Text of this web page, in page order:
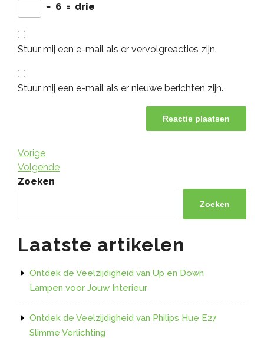
− 6 = drie
Stuur mij een e-mail als er vervolgreacties zijn.
Stuur mij een e-mail als er nieuwe berichten zijn.
Berichtnavigatie
Vorig
bericht
Vorige
Volgend
bericht
Volgende
Zoeken
Zoeken
Laatste artikelen
Ontdek de Veelzijdigheid van Up en Down
Lampen voor Jouw Interieur
Ontdek de Veelzijdigheid van Philips Hue E27
Slimme Verlichting